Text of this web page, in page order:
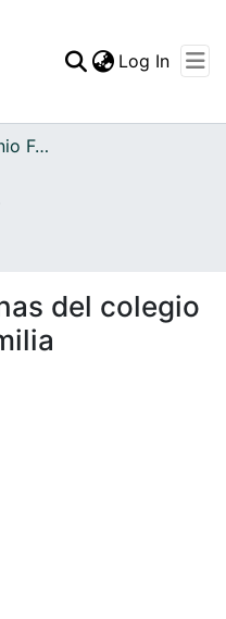
Log In
Archivo del Patrimonio Fotográfico y Fílmico del Valle del Cauca
del colegio